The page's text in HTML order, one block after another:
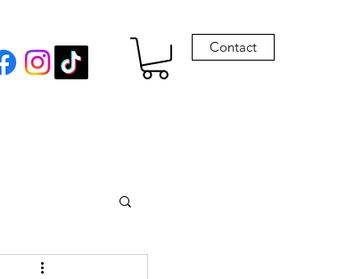
Contact